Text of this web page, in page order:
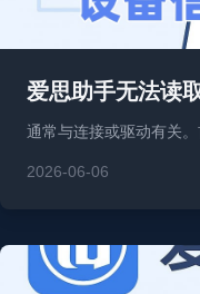
爱思助手无法读
通常与连接或驱动有关
2026-06-06